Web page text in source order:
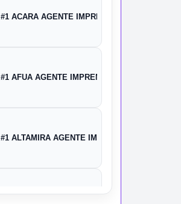
#1 ACARA AGENTE IMPRENSA
#1 AFUA AGENTE IMPRENSA
#1 ALTAMIRA AGENTE IMPRENSA